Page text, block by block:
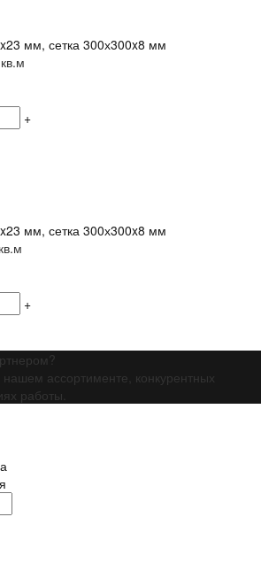
мм, сетка 300х300x8 мм
+
мм, сетка 300х300x8 мм
+
ассортименте, конкурентных
работы.